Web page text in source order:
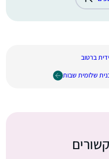
ברטוב
שלומית שבות